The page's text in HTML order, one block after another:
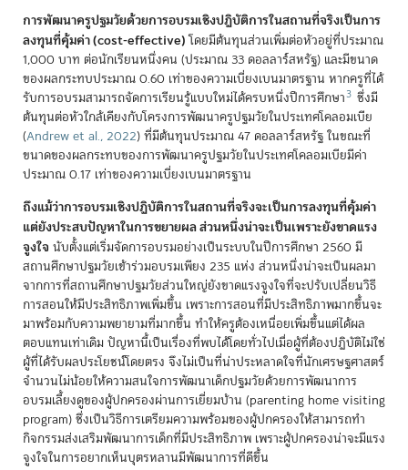
การพัฒนาครูปฐมวัยด้วยการอบรมเชิงปฏิบัติการในสถานที่จริงเป็นการ
ลงทุนที่คุ้มค่า (cost-effective)โดยมีต้นทุนส่วนเพิ่มต่อหัวอยู่ที่ประมาณ
1,000 บาท ต่อนักเรียนหนึ่งคน (ประมาณ 33 ดอลลาร์สหรัฐ) และมีขนาด
ของผลกระทบประมาณ 0.60 เท่าของความเบี่ยงเบนมาตรฐาน หากครูที่ได้
รับการอบรมสามารถจัดการเรียนรู้แบบใหม่ได้ครบหนึ่งปีการศึกษา3 ซึ่งมี
ต้นทุนต่อหัวใกล้เคียงกับโครงการพัฒนาครูปฐมวัยในประเทศโคลอมเบีย
(Andrew et al., 2022)ที่มีต้นทุนประมาณ 47 ดอลลาร์สหรัฐ ในขณะที่
ขนาดของผลกระทบของการพัฒนาครูปฐมวัยในประเทศโคลอมเบียมีค่า
ประมาณ 0.17 เท่าของความเบี่ยงเบนมาตรฐาน
ถึงแม้ว่าการอบรมเชิงปฏิบัติการในสถานที่จริงจะเป็นการลงทุนที่คุ้มค่า
แต่ยังประสบปัญหาในการขยายผล ส่วนหนึ่งน่าจะเป็นเพราะยังขาดแรง
จูงใจ นับตั้งแต่เริ่มจัดการอบรมอย่างเป็นระบบในปีการศึกษา 2560 มี
สถานศึกษาปฐมวัยเข้าร่วมอบรมเพียง 235 แห่ง ส่วนหนึ่งน่าจะเป็นผลมา
จากการที่สถานศึกษาปฐมวัยส่วนใหญ่ยังขาดแรงจูงใจที่จะปรับเปลี่ยนวิธี
การสอนให้มีประสิทธิภาพเพิ่มขึ้น เพราะการสอนที่มีประสิทธิภาพมากขึ้นจะ
มาพร้อมกับความพยายามที่มากขึ้น ทำให้ครูต้องเหนื่อยเพิ่มขึ้นแต่ได้ผล
ตอบแทนเท่าเดิม ปัญหานี้เป็นเรื่องที่พบได้โดยทั่วไปเมื่อผู้ที่ต้องปฏิบัติไม่ใช่
ผู้ที่ได้รับผลประโยชน์โดยตรง จึงไม่เป็นที่น่าประหลาดใจที่นักเศรษฐศาสตร์
จำนวนไม่น้อยให้ความสนใจการพัฒนาเด็กปฐมวัยด้วยการพัฒนาการ
อบรมเลี้ยงดูของผู้ปกครองผ่านการเยี่ยมบ้าน (parenting home visiting
program) ซึ่งเป็นวิธีการเตรียมความพร้อมของผู้ปกครองให้สามารถทำ
กิจกรรมส่งเสริมพัฒนาการเด็กที่มีประสิทธิภาพ เพราะผู้ปกครองน่าจะมีแรง
จูงใจในการอยากเห็นบุตรหลานมีพัฒนาการที่ดีขึ้น